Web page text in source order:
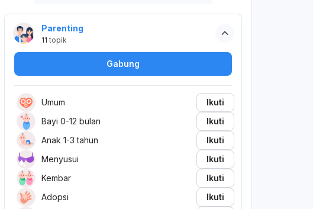
Parenting
11 topik
Gabung
Umum
Ikuti
Bayi 0-12 bulan
Ikuti
Anak 1-3 tahun
Ikuti
Menyusui
Ikuti
Kembar
Ikuti
Adopsi
Ikuti